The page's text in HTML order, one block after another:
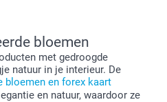
bloemen
met gedroogde
natuur in je interieur. De
bloemen en forex kaart
en natuur, waardoor ze